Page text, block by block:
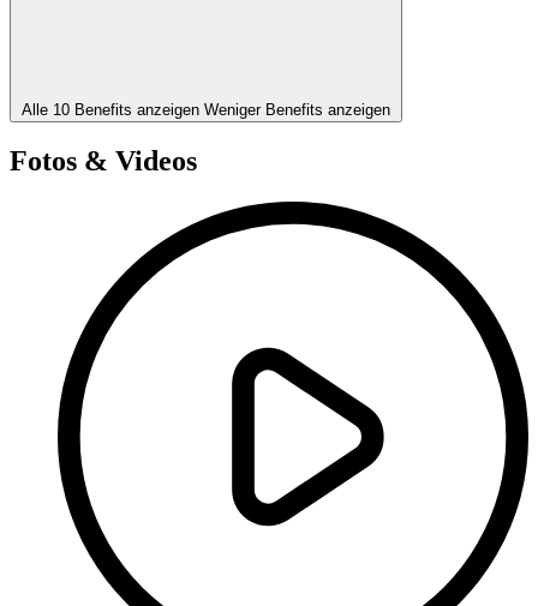
Alle 10 Benefits anzeigen Weniger Benefits anzeigen
Fotos & Videos